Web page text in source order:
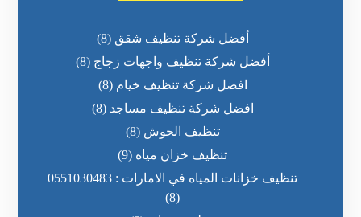
أفضل شركة تنظيف شقق (8)
أفضل شركة تنظيف واجهات زجاج (8)
افضل شركة تنظيف خيام (8)
افضل شركة تنظيف مساجد (8)
تنظيف الحوش (8)
تنظيف خزان مياه (9)
تنظيف خزانات المياه في الامارات : 0551030483
(8)